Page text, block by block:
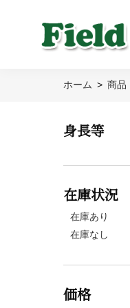
ホーム 商品
身長等
在庫状況
在庫あり
在庫なし
価格